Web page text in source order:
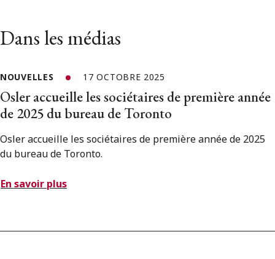
Dans les médias
NOUVELLES 17 OCTOBRE 2025
Osler accueille les sociétaires de première année
de 2025 du bureau de Toronto
Osler accueille les sociétaires de première année de 2025
du bureau de Toronto.
En savoir plus